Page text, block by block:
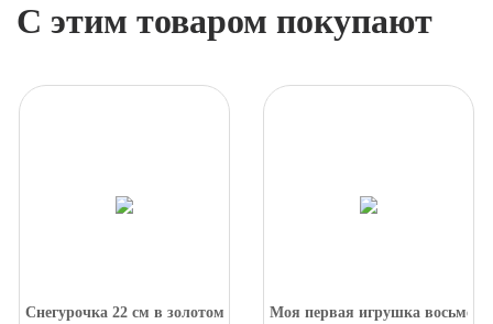
С этим товаром покупают
Снегурочка 22 см в золотом (фигурка из пвх)
Моя первая игрушка